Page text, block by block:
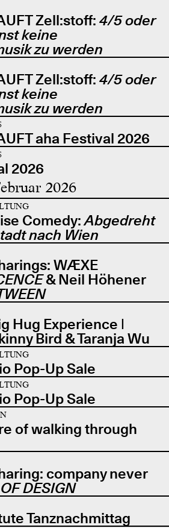
Zell:stoff: 4/5 oder
keine
zu werden
Zell:stoff: 4/5 oder
keine
zu werden
aha Festival 2026
2026
2026
Comedy:Abgedreht
nach Wien
WÆXE
& Neil Höhener
Hug Experience |
Bird & Taranja Wu
Pop-Up Sale
Pop-Up Sale
of walking through
company never
DESIGN
Tanznachmittag